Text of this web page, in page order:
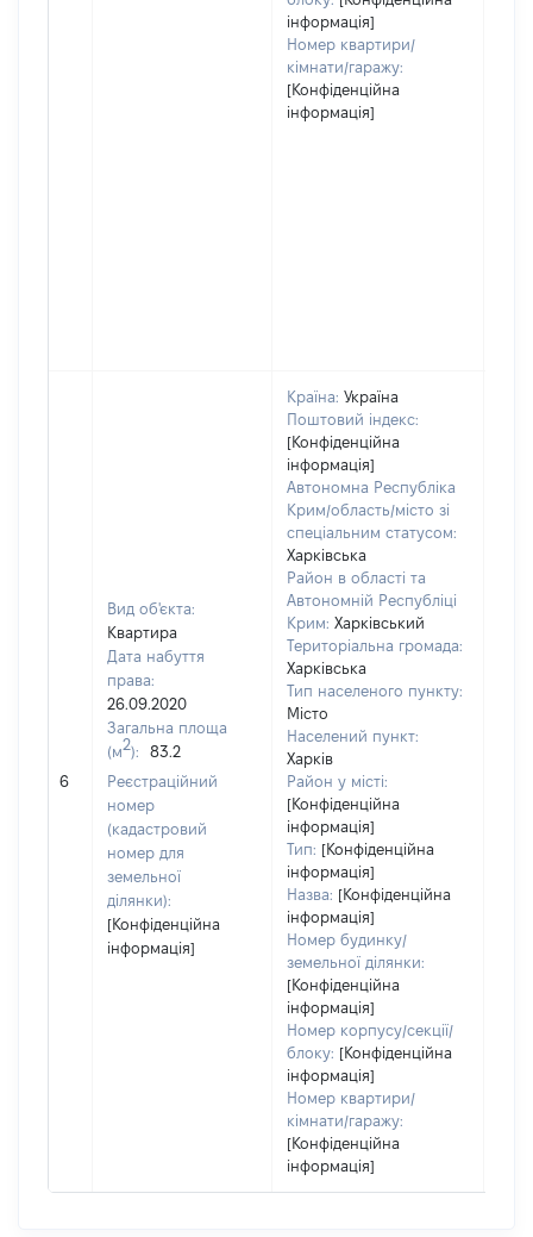
інформація]
Номер квартири/
кімнати/гаражу:
[Конфіденційна
інформація]
6
Вид об'єкта:
Квартира
Дата набуття
права:
26.09.2020
Загальна площа
(м2):
83.2
Реєстраційний
номер
(кадастровий
номер для
земельної
ділянки):
[Конфіденційна
інформація]
Країна: Україна
Поштовий індекс:
[Конфіденційна
інформація]
Автономна Республіка
Крим/область/місто зі
спеціальним статусом:
Харківська
Район в області та
Автономній Республіці
Крим: Харківський
Територіальна громада:
Харківська
Тип населеного пункту:
Місто
Населений пункт:
Харків
Район у місті:
[Конфіденційна
інформація]
Тип: [Конфіденційна
інформація]
Назва: [Конфіденційна
інформація]
Номер будинку/
земельної ділянки:
[Конфіденційна
інформація]
Номер корпусу/секції/
блоку: [Конфіденційна
інформація]
Номер квартири/
кімнати/гаражу:
[Конфіденційна
інформація]